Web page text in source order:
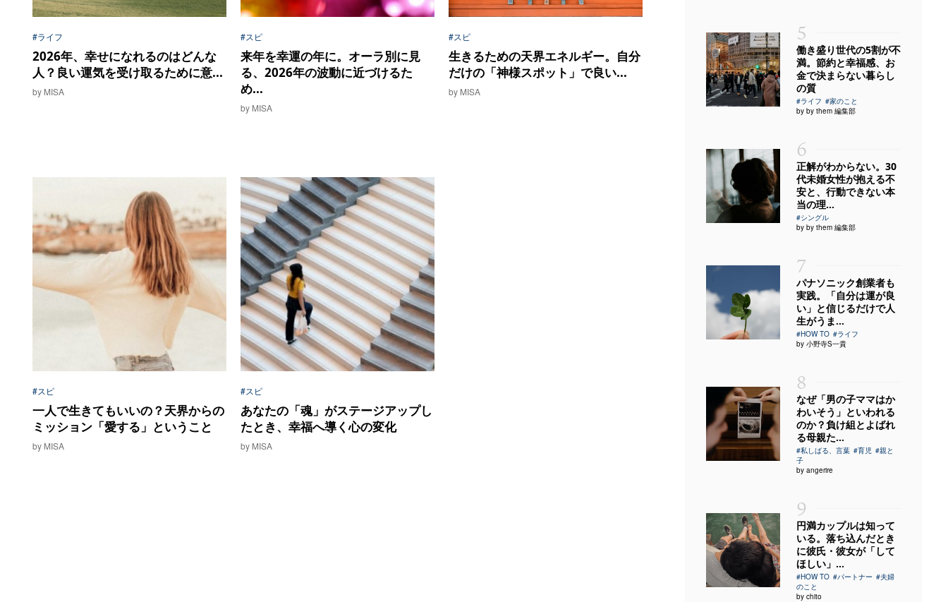
#ライフ
2026年、幸せになれるのはどんな
人？良い運気を受け取るために意...
by MISA
#スピ
来年を幸運の年に。オーラ別に見
る、2026年の波動に近づけるた
め...
by MISA
#スピ
生きるための天界エネルギー。自分
だけの「神様スポット」で良い...
by MISA
#スピ
一人で生きてもいいの？天界からの
ミッション「愛する」ということ
by MISA
#スピ
あなたの「魂」がステージアップし
たとき、幸福へ導く心の変化
by MISA
5
働き盛り世代の5割が不
満。節約と幸福感、お
金で決まらない暮らし
の質
#ライフ #家のこと
by by them 編集部
6
正解がわからない。30
代未婚女性が抱える不
安と、行動できない本
当の理...
#シングル
by by them 編集部
7
パナソニック創業者も
実践。「自分は運が良
い」と信じるだけで人
生がうま...
#HOW TO #ライフ
by 小野寺S一貴
8
なぜ「男の子ママはか
わいそう」といわれる
のか？負け組とよばれ
る母親た...
#私しばる、言葉 #育児 #親と
子
by angerire
9
円満カップルは知って
いる。落ち込んだとき
に彼氏・彼女が「して
ほしい」...
#HOW TO #パートナー #夫婦
のこと
by chito